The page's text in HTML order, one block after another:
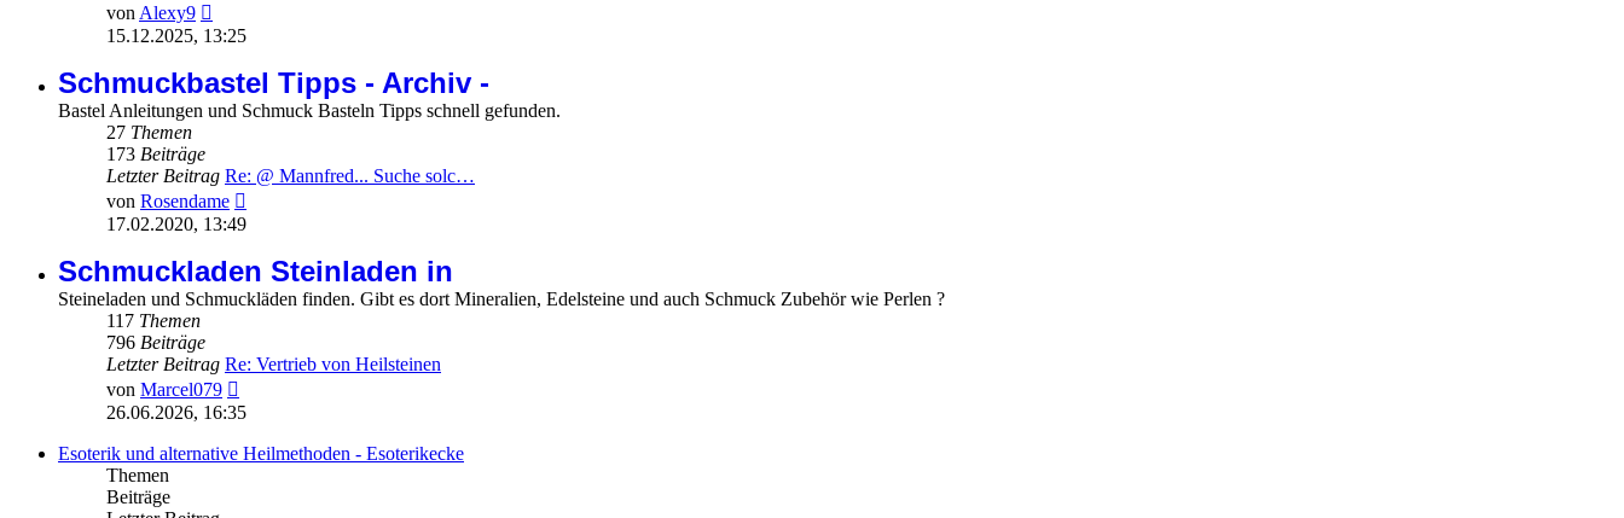
vonAlexy9
Beitrag
15.12.2025, 13:25
Schmuckbastel Tipps - Archiv -
Bastel Anleitungen und Schmuck Basteln Tipps schnell gefunden.
27 Themen
173 Beiträge
Letzter Beitrag Re: @ Mannfred... Suche solc…
von Rosendame
Beitrag
17.02.2020, 13:49
Schmuckladen Steinladen in
Steineladen und Schmuckläden finden. Gibt es dort Mineralien, Edelsteine und auch Schmuck Zubehör wie Perlen ?
117 Themen
796 Beiträge
Letzter Beitrag Re: Vertrieb von Heilsteinen
von Marcel079
Beitrag
26.06.2026, 16:35
Esoterik und alternative Heilmethoden - Esoterikecke
Themen
Beiträge